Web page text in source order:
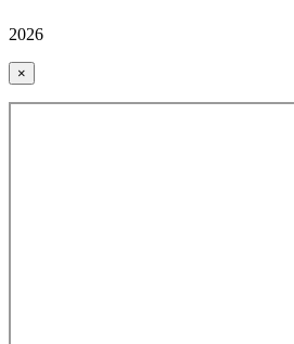
2026
×